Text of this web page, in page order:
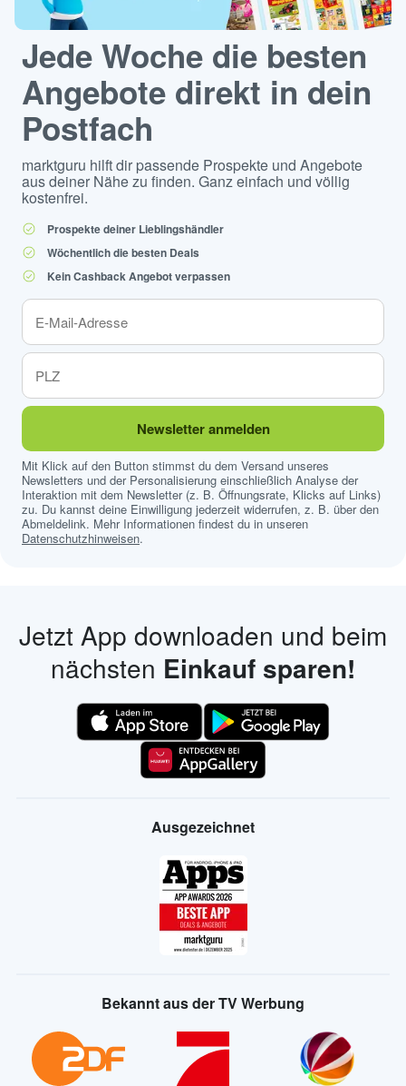
Jede Woche die besten
Angebote direkt in dein
Postfach
marktguru hilft dir passende Prospekte und Angebote
aus deiner Nähe zu finden. Ganz einfach und völlig
kostenfrei.
Prospekte deiner Lieblingshändler
Wöchentlich die besten Deals
Kein Cashback Angebot verpassen
Newsletter anmelden
Mit Klick auf den Button stimmst du dem Versand unseres
Newsletters und der Personalisierung einschließlich Analyse der
Interaktion mit dem Newsletter (z. B. Öffnungsrate, Klicks auf Links)
zu. Du kannst deine Einwilligung jederzeit widerrufen, z. B. über den
Abmeldelink. Mehr Informationen findest du in unseren
Datenschutzhinweisen.
Jetzt App downloaden und beim
nächsten Einkauf sparen!
Ausgezeichnet
Bekannt aus der TV Werbung